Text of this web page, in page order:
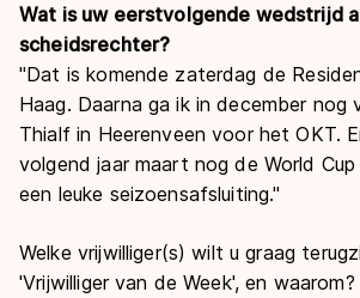
Wat is uw eerstvolgende wedstrijd
scheidsrechter?
"Dat is komende zaterdag de
Haag. Daarna ga ik in december nog
Thialf in Heerenveen voor het OKT.
volgend jaar maart nog de World
een leuke seizoensafsluiting."
Welke vrijwilliger(s) wilt u graag
'Vrijwilliger van de Week', en